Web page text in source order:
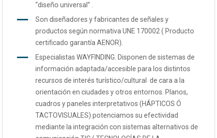
“diseño universal” .
Son diseñadores y fabricantes de señales y
productos según normativa UNE 170002 ( Producto
certificado garantía AENOR).
Especialistas WAYFINDING. Disponen de sistemas de
información adaptada/accesible para los distintos
recursos de interés turístico/cultural de cara a la
orientación en ciudades y otros entornos. Planos,
cuadros y paneles interpretativos (HÁPTICOS Ó
TACTOVISUALES) potenciamos su efectividad
mediante la integración con sistemas alternativos de